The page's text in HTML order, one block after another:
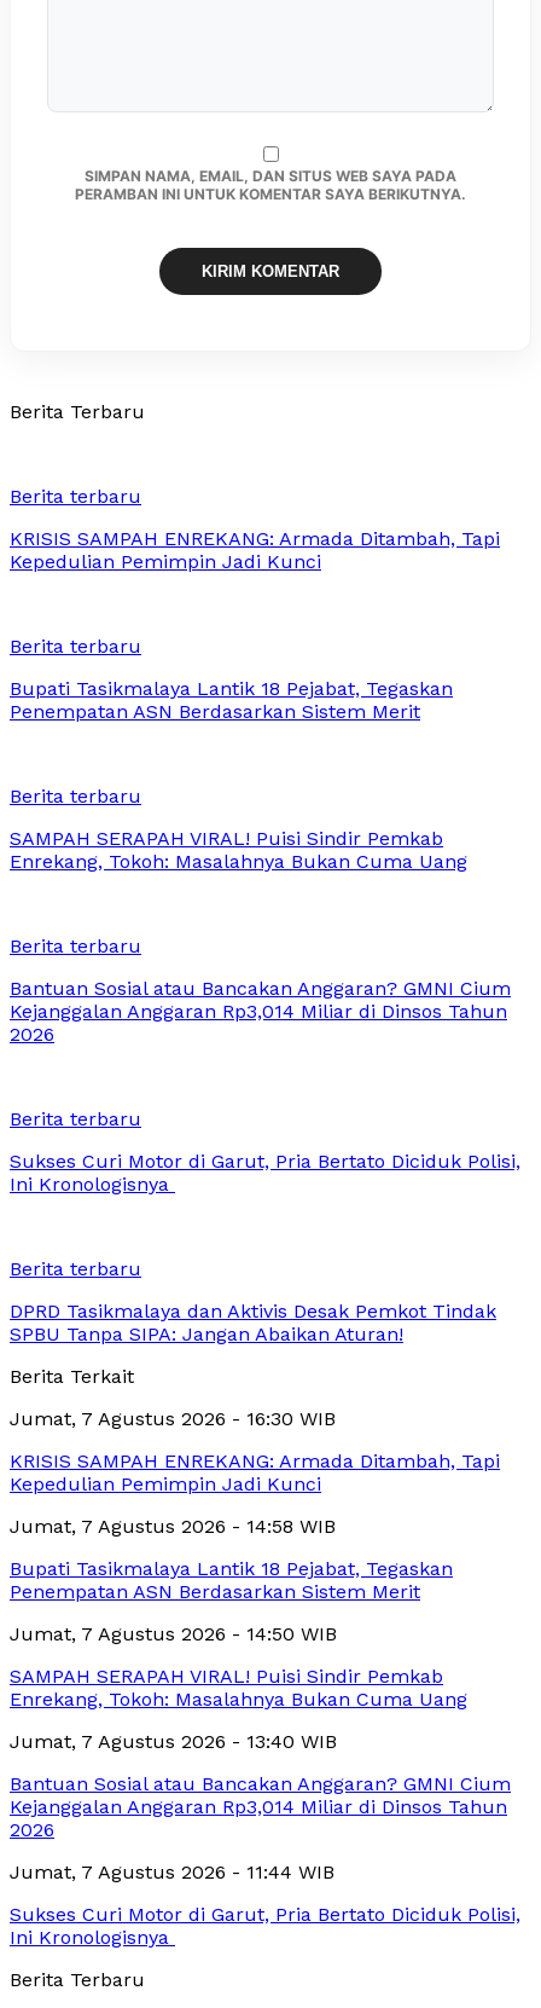
SIMPAN NAMA, EMAIL, DAN SITUS WEB SAYA PADA
PERAMBAN INI UNTUK KOMENTAR SAYA BERIKUTNYA.
Berita Terbaru
Berita terbaru
KRISIS SAMPAH ENREKANG: Armada Ditambah, Tapi
Kepedulian Pemimpin Jadi Kunci
Berita terbaru
Bupati Tasikmalaya Lantik 18 Pejabat, Tegaskan
Penempatan ASN Berdasarkan Sistem Merit
Berita terbaru
SAMPAH SERAPAH VIRAL! Puisi Sindir Pemkab
Enrekang, Tokoh: Masalahnya Bukan Cuma Uang
Berita terbaru
Bantuan Sosial atau Bancakan Anggaran? GMNI Cium
Kejanggalan Anggaran Rp3,014 Miliar di Dinsos Tahun
2026
Berita terbaru
Sukses Curi Motor di Garut, Pria Bertato Diciduk Polisi,
Ini Kronologisnya
Berita terbaru
DPRD Tasikmalaya dan Aktivis Desak Pemkot Tindak
SPBU Tanpa SIPA: Jangan Abaikan Aturan!
Berita Terkait
Jumat, 7 Agustus 2026 - 16:30 WIB
KRISIS SAMPAH ENREKANG: Armada Ditambah, Tapi
Kepedulian Pemimpin Jadi Kunci
Jumat, 7 Agustus 2026 - 14:58 WIB
Bupati Tasikmalaya Lantik 18 Pejabat, Tegaskan
Penempatan ASN Berdasarkan Sistem Merit
Jumat, 7 Agustus 2026 - 14:50 WIB
SAMPAH SERAPAH VIRAL! Puisi Sindir Pemkab
Enrekang, Tokoh: Masalahnya Bukan Cuma Uang
Jumat, 7 Agustus 2026 - 13:40 WIB
Bantuan Sosial atau Bancakan Anggaran? GMNI Cium
Kejanggalan Anggaran Rp3,014 Miliar di Dinsos Tahun
2026
Jumat, 7 Agustus 2026 - 11:44 WIB
Sukses Curi Motor di Garut, Pria Bertato Diciduk Polisi,
Ini Kronologisnya
Berita Terbaru